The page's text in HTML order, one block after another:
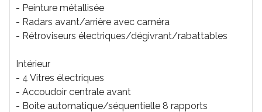
- Peinture métallisée
- Radars avant/arrière avec caméra
- Rétroviseurs électriques/dégivrant/rabattables
Intérieur
- 4 Vitres électriques
- Accoudoir centrale avant
- Boite automatique/séquentielle 8 rapports